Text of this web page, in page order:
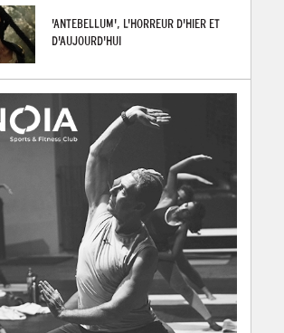
'ANTEBELLUM', L'HORREUR D'HIER ET
D'AUJOURD'HUI